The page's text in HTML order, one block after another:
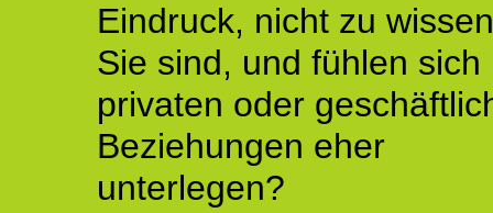
Eindruck, nicht zu
Sie sind, und fühlen sich
privaten oder
Beziehungen eher
unterlegen?